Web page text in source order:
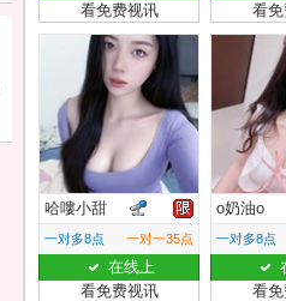
看免费视讯
看
哈嘍小甜
一对多8点 一对一35点
在线上
看免费视讯
o奶油o
一对多8点
看